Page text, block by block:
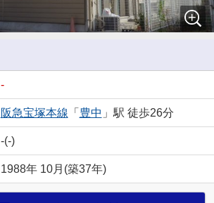
-
阪急宝塚本線 「 豊中 」駅 徒歩26分
-(-)
1988年 10月(築37年)